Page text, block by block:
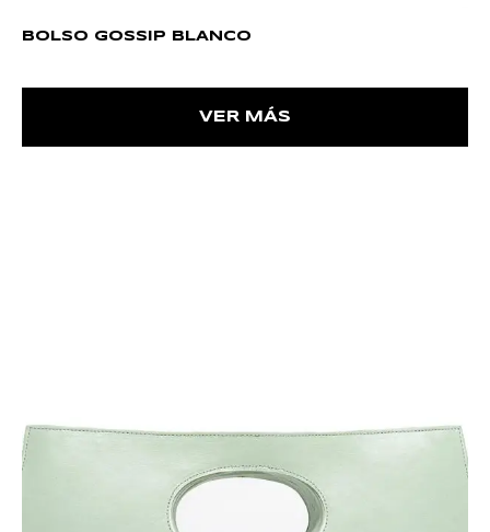
BOLSO GOSSIP BLANCO
VER MÁS